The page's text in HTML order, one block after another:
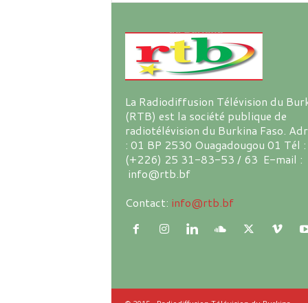
La Radiodiffusion Télévision du
(RTB) est la société publique de
radiotélévision du Burkina Faso.
: 01 BP 2530 Ouagadougou 01 Tél :
(+226) 25 31-83-53 / 63 E-mail :
info@rtb.bf
Contact: info@rtb.bf